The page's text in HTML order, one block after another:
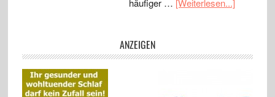
häufiger … [Weiterlesen...]
ANZEIGEN